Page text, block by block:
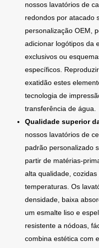
nossos lavatórios de
redondos por atacado
personalização OEM,
adicionar logótipos da
exclusivos ou
específicos.
exatidão estes
tecnologia de
transferência de água.
Qualidade superior
nossos lavatórios de
padrão personalizado
partir de matérias-
alta qualidade, cozidas
temperaturas. Os
densidade, baixa
um esmalte liso e
resistente a nódoas,
combina estética com